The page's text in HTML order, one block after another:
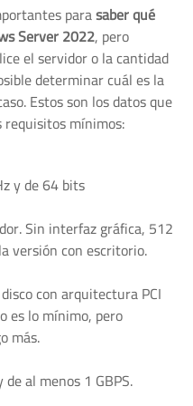
parasaber qué
Server 2022, pero
el servidor o la cantidad
determinar cuál es la
Estos son los datos que
mínimos:
y de 64 bits
Sin interfaz gráfica, 512
versión con escritorio.
con arquitectura PCI
es lo mínimo, pero
más.
al menos 1 GBPS.